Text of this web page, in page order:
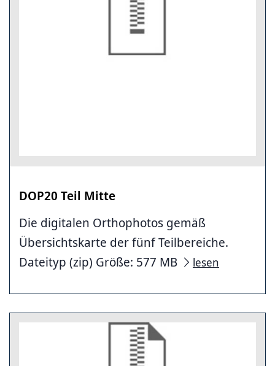
DOP20 Teil Mitte
Die digitalen Orthophotos gemäß
Übersichtskarte der fünf Teilbereiche.
Dateityp (zip) Größe: 577 MB
lesen